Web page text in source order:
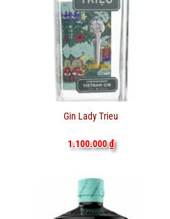
Gin Lady Trieu
1.100.000₫